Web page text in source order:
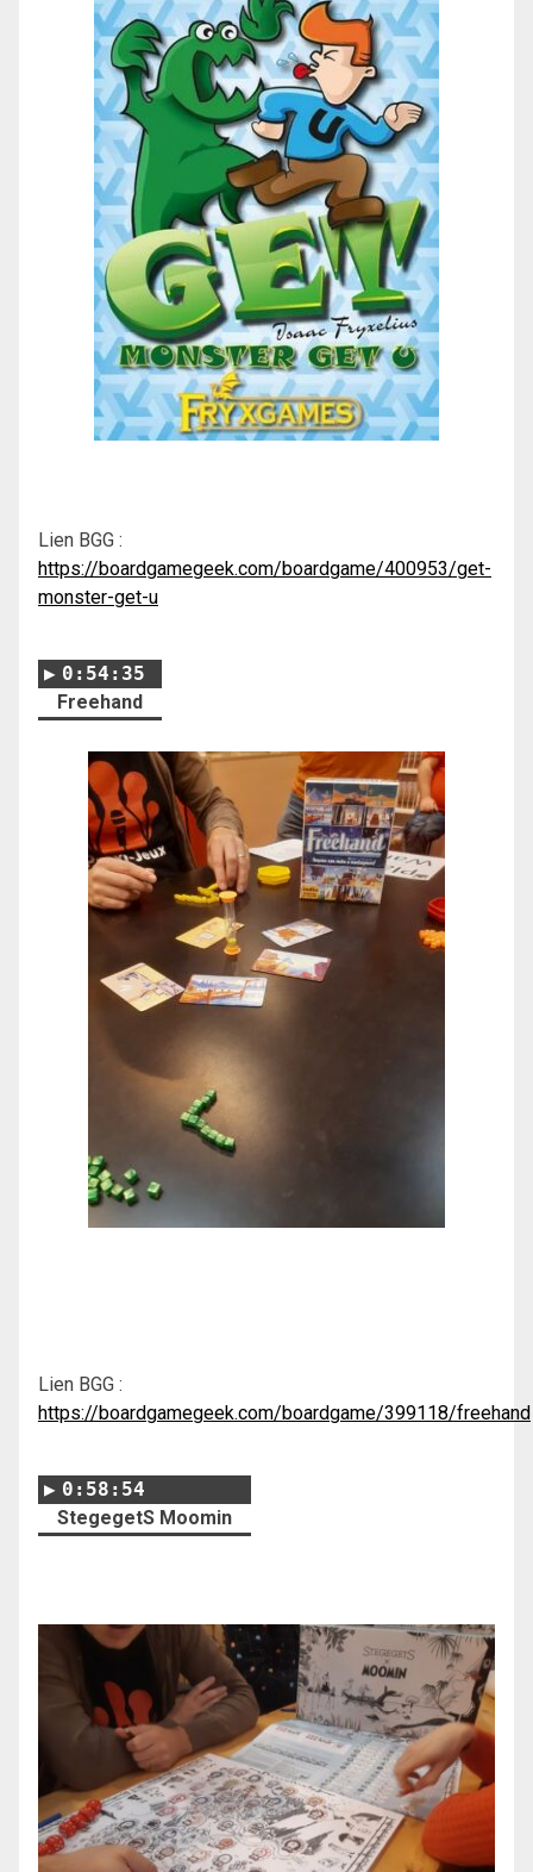
Lien BGG :
https://boardgamegeek.com/boardgame/400953/get-
monster-get-u
0:54:35
Freehand
Lien BGG :
https://boardgamegeek.com/boardgame/399118/freehand
0:58:54
StegegetS Moomin